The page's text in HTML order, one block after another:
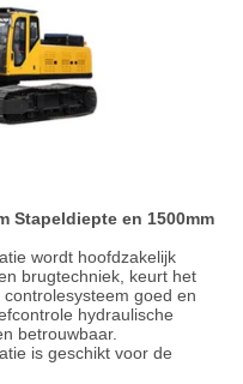
Stapeldiepte en 1500mm
wordt hoofdzakelijk
brugtechniek, keurt het
goed en
hydraulische
betrouwbaar.
is geschikt voor de